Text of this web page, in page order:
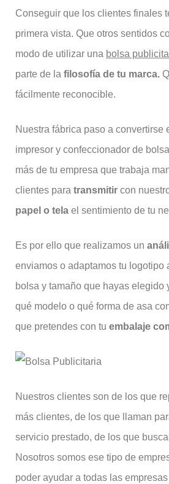
Conseguir que los clientes finales
primera vista. Que otros sentidos
modo de utilizar una bolsa
parte de la filosofía de tu marca.
fácilmente reconocible.
Nuestra fábrica paso a convertirse
impresor y confeccionador de
más de tu empresa que trabaja
clientes para transmitir con
papel o tela el sentimiento de tu
Es por ello que realizamos un
enviamos o adaptamos tu logotipo
bolsa y tamaño que hayas elegido
qué modelo o qué forma de asa
que pretendes con tu embalaje
Nuestros clientes son de los que
más clientes, de los que llaman
servicio prestado, de los que
Nosotros somos ese tipo de
poder ayudar a todas las